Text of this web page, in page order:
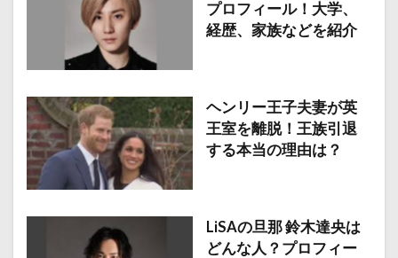
プロフィール！大学、
経歴、家族などを紹介
ヘンリー王子夫妻が英
王室を離脱！王族引退
する本当の理由は？
LiSAの旦那 鈴木達央は
どんな人？プロフィー